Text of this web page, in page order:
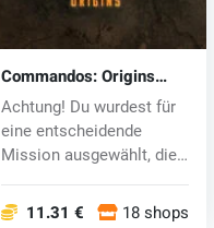
Commandos: Origins
(PC) key
Achtung! Du wurdest für
eine entscheidende
Mission ausgewählt, die
11.31 € 18 shops